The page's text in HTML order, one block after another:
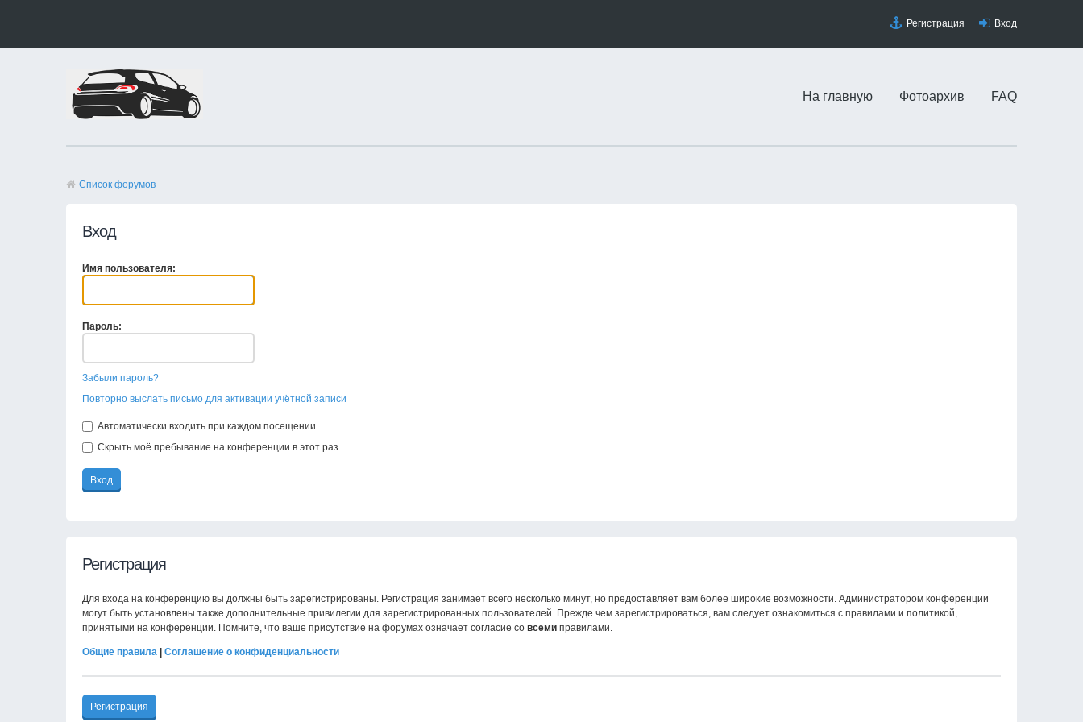
Регистрация Вход
На главную Фотоархив FAQ
Список форумов
Вход
Имя пользователя:
Пароль:
Забыли пароль?
Повторно выслать письмо для активации учётной записи
Автоматически входить при каждом посещении
Скрыть моё пребывание на конференции в этот раз
Регистрация
Для входа на конференцию вы должны быть зарегистрированы. Регистрация занимает всего несколько минут, но предоставляет вам более широкие возможности. Администратором конференции
могут быть установлены также дополнительные привилегии для зарегистрированных пользователей. Прежде чем зарегистрироваться, вам следует ознакомиться с правилами и политикой,
принятыми на конференции. Помните, что ваше присутствие на форумах означает согласие со всеми правилами.
Общие правила Соглашение о конфиденциальности
Регистрация